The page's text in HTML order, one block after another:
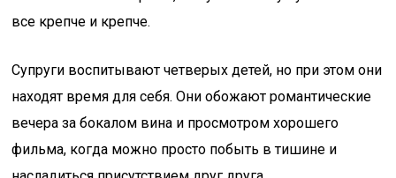
все крепче и крепче.
Супруги воспитывают четверых детей, но при этом они
находят время для себя. Они обожают романтические
вечера за бокалом вина и просмотром хорошего
фильма, когда можно просто побыть в тишине и